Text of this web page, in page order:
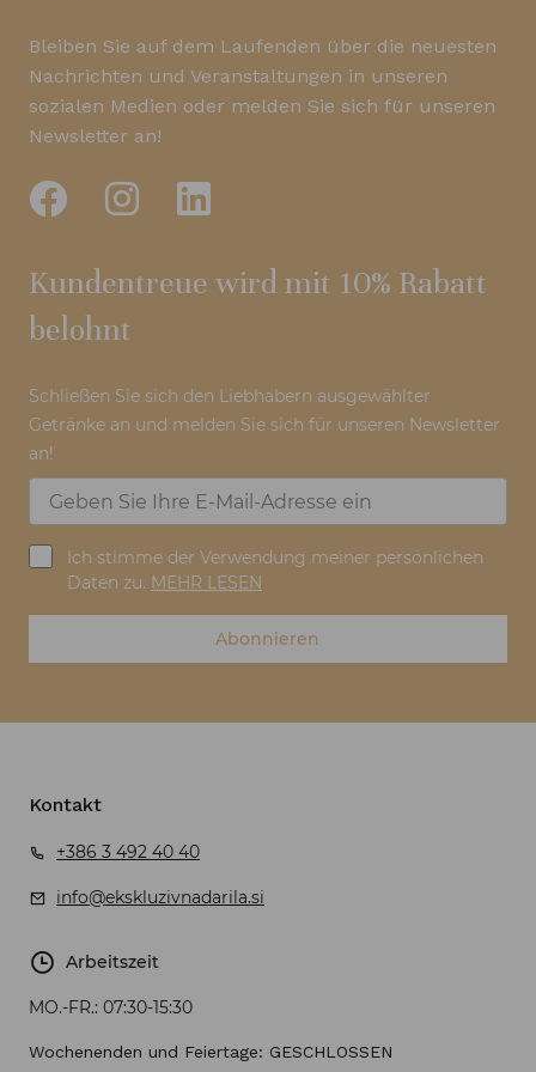
Bleiben Sie auf dem Laufenden über die neuesten
Nachrichten und Veranstaltungen in unseren
sozialen Medien oder melden Sie sich für unseren
Newsletter an!
Kundentreue wird mit 10% Rabatt
belohnt
Schließen Sie sich den Liebhabern ausgewählter
Getränke an und melden Sie sich für unseren Newsletter
an!
Ich stimme der Verwendung meiner persönlichen
Daten zu. MEHR LESEN
Abonnieren
Kontakt
+386 3 492 40 40
info@ekskluzivnadarila.si
Arbeitszeit
MO.-FR.: 07:30-15:30
Wochenenden und Feiertage: GESCHLOSSEN